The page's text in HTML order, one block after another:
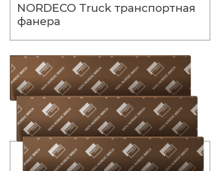
NORDECO Truck транспортная
фанера